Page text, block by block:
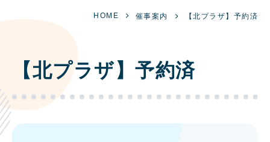
HOME 催事案内 【北プラザ】予約済
【北プラザ】予約済